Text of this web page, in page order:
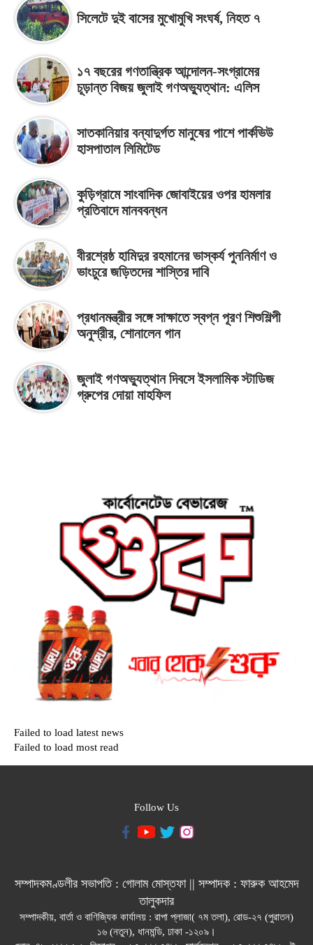
সিলেটে দুই বাসের মুখোমুখি সংঘর্ষ, নিহত ৭
১৭ বছরের গণতান্ত্রিক আন্দোলন-সংগ্রামের
চূড়ান্ত বিজয় জুলাই গণঅভ্যুত্থান: এলিস
সাতকানিয়ার বন্যাদুর্গত মানুষের পাশে পার্কভিউ
হাসপাতাল লিমিটেড
কুড়িগ্রামে সাংবাদিক জোবাইয়ের ওপর হামলার
প্রতিবাদে মানববন্ধন
বীরশ্রেষ্ঠ হামিদুর রহমানের ভাস্কর্য পুননির্মাণ ও
ভাংচুরে জড়িতদের শাস্তির দাবি
প্রধানমন্ত্রীর সঙ্গে সাক্ষাতে স্বপ্ন পূরণ শিশুশিল্পী
অনুশ্রীর, শোনালেন গান
জুলাই গণঅভ্যুত্থান দিবসে ইসলামিক স্টাডিজ
গ্রুপের দোয়া মাহফিল
Failed to load latest news
Failed to load most read
Follow Us
সম্পাদকমণ্ডলীর সভাপতি : গোলাম মোস্তফা || সম্পাদক : ফারুক আহমেদ
তালুকদার
সম্পাদকীয়, বার্তা ও বাণিজ্যিক কার্যালয় : রাপা প্লাজা( ৭ম তলা), রোড-২৭ (পুরাতন)
১৬ (নতুন), ধানমন্ডি, ঢাকা -১২০৯।